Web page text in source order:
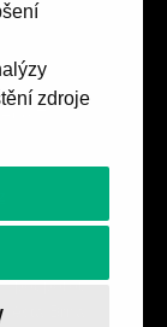
zdroje
podporou
Brna.